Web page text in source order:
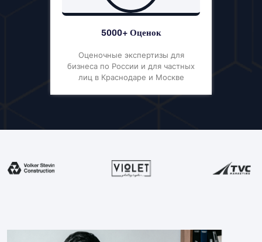
5000+ Оценок
Оценочные экспертизы для
бизнеса по России и для частных
лиц в Краснодаре и Москве